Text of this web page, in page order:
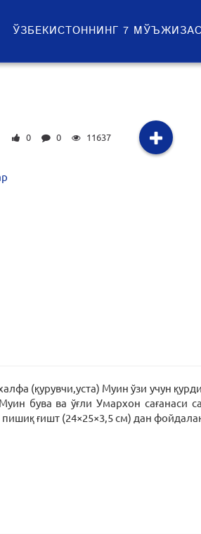
ЎЗБЕКИСТОННИНГ 7
0 0 11637
(қурувчи,уста) Муин ўзи учун
бува ва ўғли Умархон сағанаси
ғишт (24×25×3,5 см) дан